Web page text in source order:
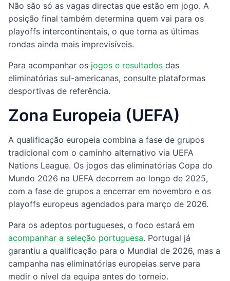
Não são só as vagas directas que estão em jogo. A
posição final também determina quem vai para os
playoffs intercontinentais, o que torna as últimas
rondas ainda mais imprevisíveis.
Para acompanhar os jogos e resultados das
eliminatórias sul-americanas, consulte plataformas
desportivas de referência.
Zona Europeia (UEFA)
A qualificação europeia combina a fase de grupos
tradicional com o caminho alternativo via UEFA
Nations League. Os jogos das eliminatórias Copa do
Mundo 2026 na UEFA decorrem ao longo de 2025,
com a fase de grupos a encerrar em novembro e os
playoffs europeus agendados para março de 2026.
Para os adeptos portugueses, o foco estará em
acompanhar a seleção portuguesa. Portugal já
garantiu a qualificação para o Mundial de 2026, mas a
campanha nas eliminatórias europeias serve para
medir o nível da equipa antes do torneio.